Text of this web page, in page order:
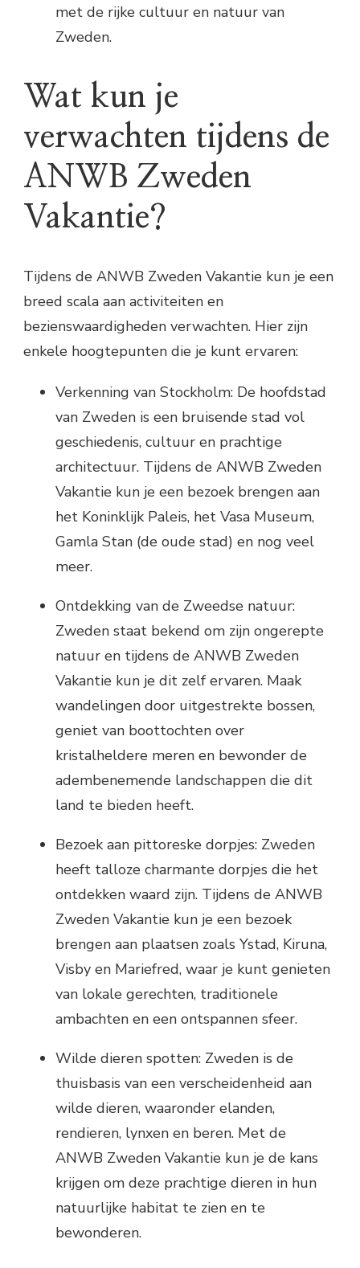
met de rijke cultuur en natuur van
Zweden.
Wat kun je
verwachten tijdens de
ANWB Zweden
Vakantie?
Tijdens de ANWB Zweden Vakantie kun je een
breed scala aan activiteiten en
bezienswaardigheden verwachten. Hier zijn
enkele hoogtepunten die je kunt ervaren:
Verkenning van Stockholm: De hoofdstad
van Zweden is een bruisende stad vol
geschiedenis, cultuur en prachtige
architectuur. Tijdens de ANWB Zweden
Vakantie kun je een bezoek brengen aan
het Koninklijk Paleis, het Vasa Museum,
Gamla Stan (de oude stad) en nog veel
meer.
Ontdekking van de Zweedse natuur:
Zweden staat bekend om zijn ongerepte
natuur en tijdens de ANWB Zweden
Vakantie kun je dit zelf ervaren. Maak
wandelingen door uitgestrekte bossen,
geniet van boottochten over
kristalheldere meren en bewonder de
adembenemende landschappen die dit
land te bieden heeft.
Bezoek aan pittoreske dorpjes: Zweden
heeft talloze charmante dorpjes die het
ontdekken waard zijn. Tijdens de ANWB
Zweden Vakantie kun je een bezoek
brengen aan plaatsen zoals Ystad, Kiruna,
Visby en Mariefred, waar je kunt genieten
van lokale gerechten, traditionele
ambachten en een ontspannen sfeer.
Wilde dieren spotten: Zweden is de
thuisbasis van een verscheidenheid aan
wilde dieren, waaronder elanden,
rendieren, lynxen en beren. Met de
ANWB Zweden Vakantie kun je de kans
krijgen om deze prachtige dieren in hun
natuurlijke habitat te zien en te
bewonderen.